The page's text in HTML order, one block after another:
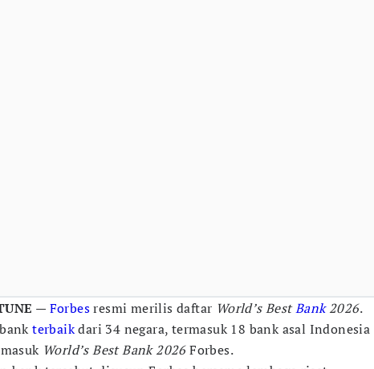
— Forbesresmi merilis daftar World’s BestBank2026.
terbaikdari 34 negara, termasuk 18 bank asal Indonesia
World’s Best Bank 2026Forbes.